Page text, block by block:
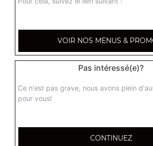
VOIR NOS MENUS &
Pas intéressé(e)?
Ce n'est pas grave, nous avons plein
pour vous!
CONTINUEZ